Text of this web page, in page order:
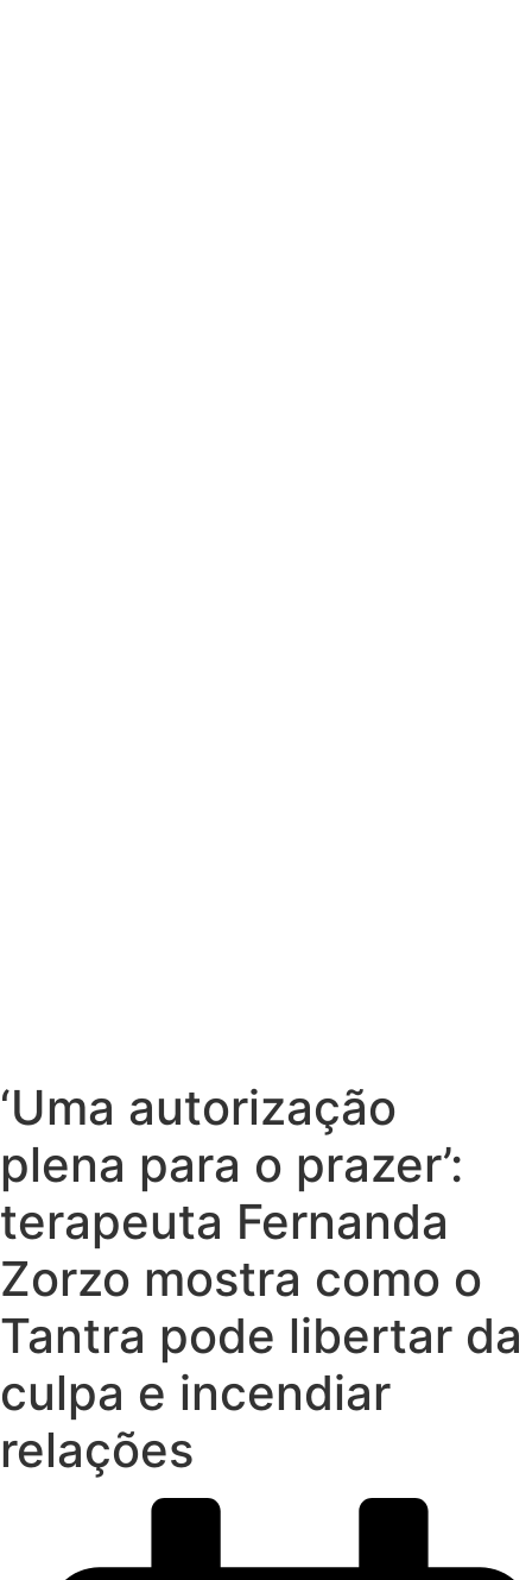
‘Uma autorização
plena para o prazer’:
terapeuta Fernanda
Zorzo mostra como o
Tantra pode libertar da
culpa e incendiar
relações